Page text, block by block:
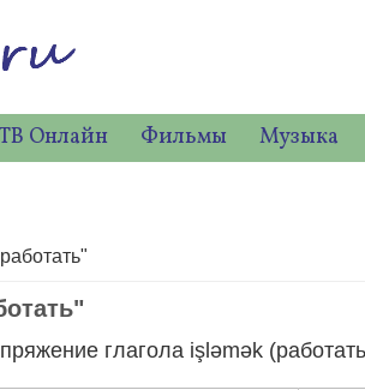
ТВ Онлайн Фильмы Музыка
глагола işləmək